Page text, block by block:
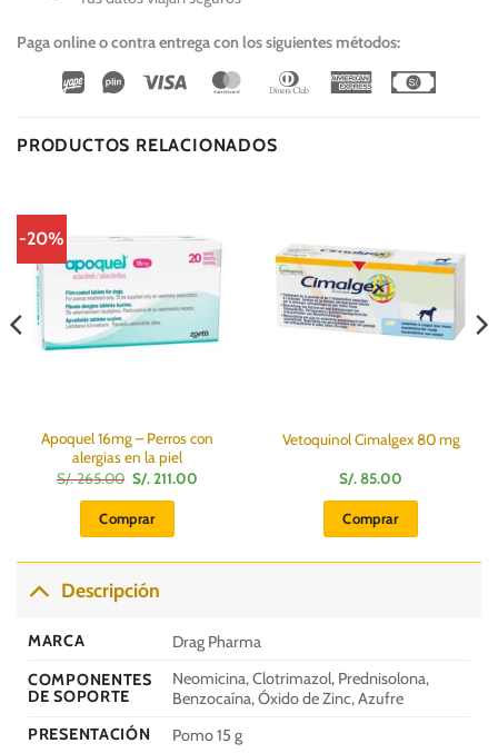
Paga online o contra entrega con los siguientes métodos:
Wirecard
Vipps Visa MasterCardDinners
American
PRODUCTOS RELACIONADOS
-20%
Apoquel 16mg – Perros con
alergias en la piel
S/.265.00 El
precio
original
era:
S/.
S/.211.00
Comprar
Vetoquinol Cimalgex 80 mg
S/.85.00
Comprar
Descripción
MARCA
Drag Pharma
COMPONENTES
DE SOPORTE
Neomicina, Clotrimazol, Prednisolona,
Benzocaína, Óxido de Zinc, Azufre
PRESENTACIÓN
Pomo 15 g